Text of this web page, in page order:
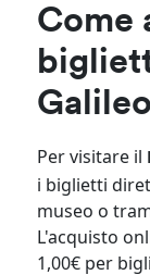
Come
Per visitare il
i biglietti
museo o
L'acquisto
1,00€ per